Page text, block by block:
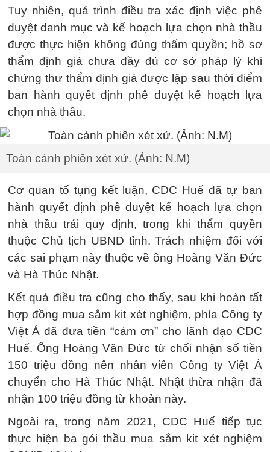
Tuy nhiên, quá trình điều tra xác định việc phê
duyệt danh mục và kế hoạch lựa chọn nhà thầu
được thực hiện không đúng thẩm quyền; hồ sơ
thẩm định giá chưa đầy đủ cơ sở pháp lý khi
chứng thư thẩm định giá được lập sau thời điểm
ban hành quyết định phê duyệt kế hoạch lựa
chọn nhà thầu.
Toàn cảnh phiên xét xử. (Ảnh: N.M)
Cơ quan tố tụng kết luận, CDC Huế đã tự ban
hành quyết định phê duyệt kế hoạch lựa chọn
nhà thầu trái quy định, trong khi thẩm quyền
thuộc Chủ tịch UBND tỉnh. Trách nhiệm đối với
các sai phạm này thuộc về ông Hoàng Văn Đức
và Hà Thúc Nhật.
Kết quả điều tra cũng cho thấy, sau khi hoàn tất
hợp đồng mua sắm kit xét nghiệm, phía Công ty
Việt Á đã đưa tiền “cảm ơn” cho lãnh đạo CDC
Huế. Ông Hoàng Văn Đức từ chối nhận số tiền
150 triệu đồng nên nhân viên Công ty Việt Á
chuyển cho Hà Thúc Nhật. Nhật thừa nhận đã
nhận 100 triệu đồng từ khoản này.
Ngoài ra, trong năm 2021, CDC Huế tiếp tục
thực hiện ba gói thầu mua sắm kit xét nghiệm